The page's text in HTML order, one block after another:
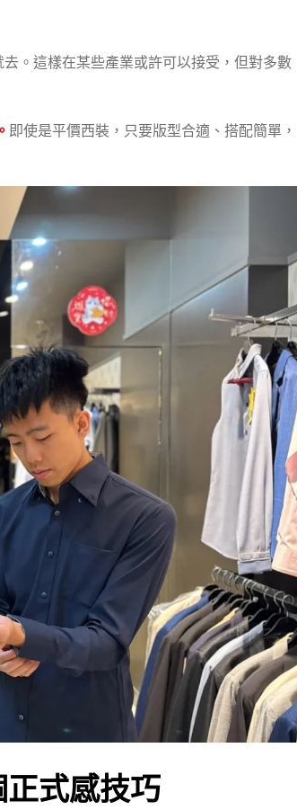
。這樣在某些產業或許可以接受，但對多數
即使是平價西裝，只要版型合適、搭配簡單，
式感技巧